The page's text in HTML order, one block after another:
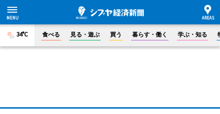
34°C 食べる 見る・遊ぶ 買う 暮らす・働く 学ぶ・知る